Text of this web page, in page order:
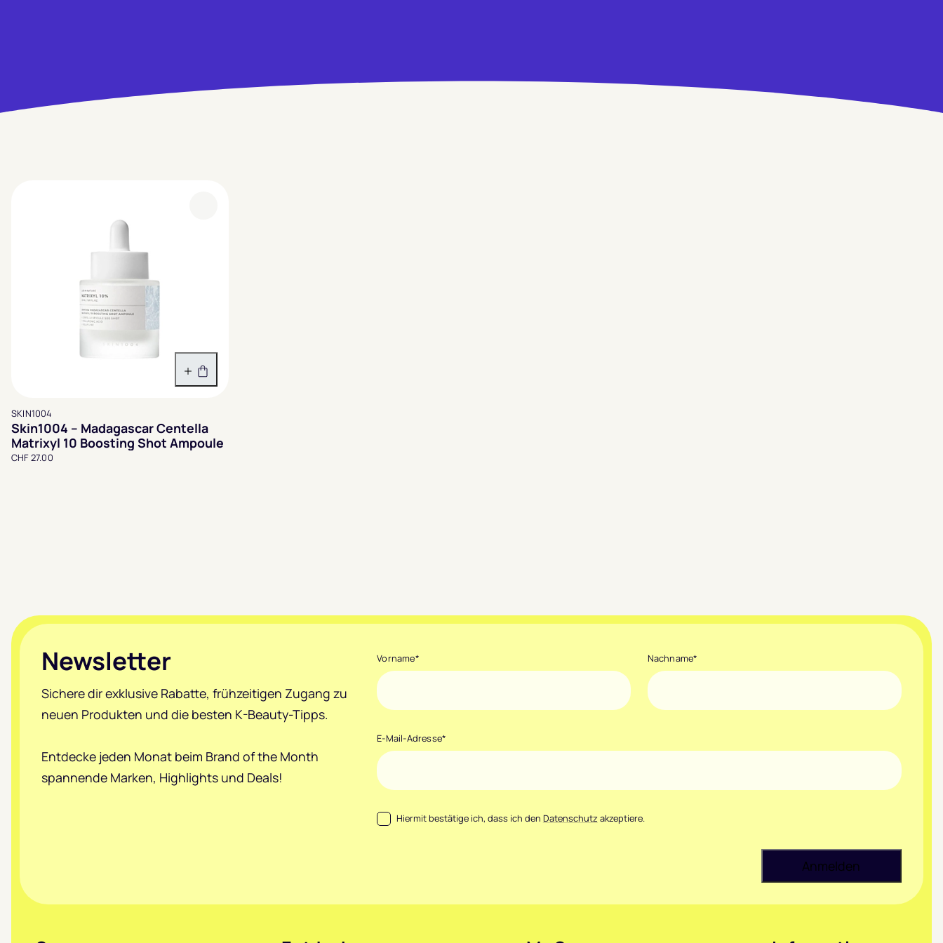
In den Warenkorb
SKIN1004
Skin1004 – Madagascar Centella
Matrixyl 10 Boosting Shot Ampoule
CHF 27.00
Footer
Newsletter
Sichere dir exklusive Rabatte, frühzeitigen Zugang zu
neuen Produkten und die besten K-Beauty-Tipps.
Entdecke jeden Monat beim Brand of the Month
spannende Marken, Highlights und Deals!
Vorname* Nachname*
E-Mail-Adresse*
Datenschutz
Hiermit bestätige ich, dass ich den Datenschutzakzeptiere.